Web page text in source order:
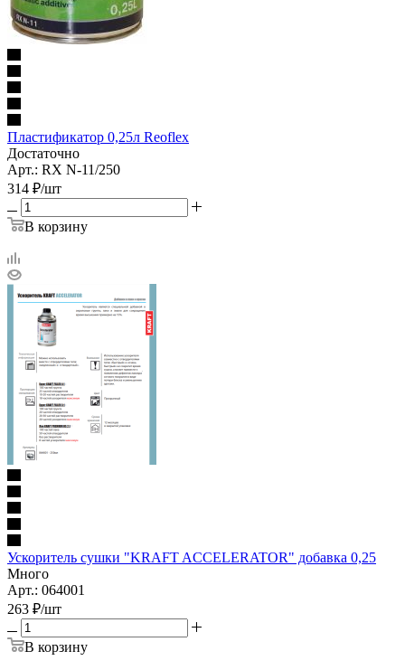
Пластификатор 0,25л Reoflex
Достаточно
Арт.: RX N-11/250
314 ₽/шт
В корзину
Ускоритель сушки "KRAFT ACCELERATOR" добавка 0,25
Много
Арт.: 064001
263 ₽/шт
В корзину